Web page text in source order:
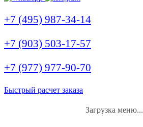
+7 (495) 987-34-14
+7 (903) 503-17-57
+7 (977) 977-90-70
Быстрый расчет заказа
Загрузка меню...